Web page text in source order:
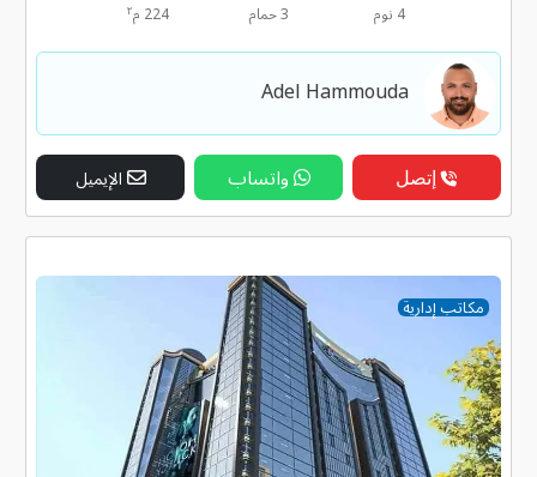
4 نوم 3 حمام 224 م ٢
Adel Hammouda
إتصل واتساب الإيميل
مكاتب إدارية